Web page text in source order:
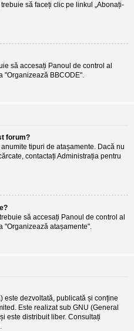
să faceți clic pe linkul „Abonați-
să accesați Panoul de control al
"Organizează BBCODE".
forum?
tipuri de atașamente. Dacă nu
contactați Administrația pentru
să accesați Panoul de control al
"Organizează atașamente".
este dezvoltată, publicată și conține
. Este realizat sub GNU (General
este distribuit liber. Consultați